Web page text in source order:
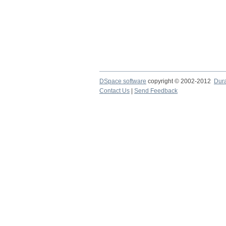
DSpace software copyright © 2002-2012
Contact Us
Send Feedback